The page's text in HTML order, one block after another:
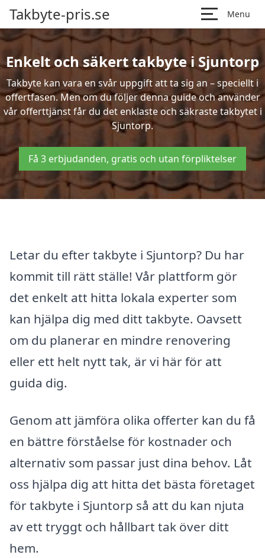
Takbyte-pris.se Menu
Enkelt och säkert takbyte i Sjuntorp
Takbyte kan vara en svår uppgift att ta sig an – speciellt i
offertfasen. Men om du följer denna guide och använder
vår offerttjänst får du det enklaste och säkraste takbytet i
Sjuntorp.
Få 3 erbjudanden, gratis och utan förpliktelser
Letar du efter takbyte i Sjuntorp? Du har
kommit till rätt ställe! Vår plattform gör
det enkelt att hitta lokala experter som
kan hjälpa dig med ditt takbyte. Oavsett
om du planerar en mindre renovering
eller ett helt nytt tak, är vi här för att
guida dig.
Genom att jämföra olika offerter kan du få
en bättre förståelse för kostnader och
alternativ som passar just dina behov. Låt
oss hjälpa dig att hitta det bästa företaget
för takbyte i Sjuntorp så att du kan njuta
av ett tryggt och hållbart tak över ditt
hem.